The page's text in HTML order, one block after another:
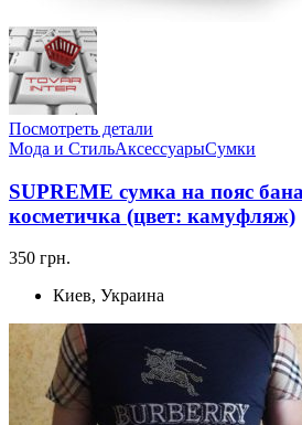
Посмотреть детали
Мода и СтильАксессуарыСумки
SUPREME сумка на пояс
косметичка (цвет: камуфляж)
350 грн.
Киев, Украина